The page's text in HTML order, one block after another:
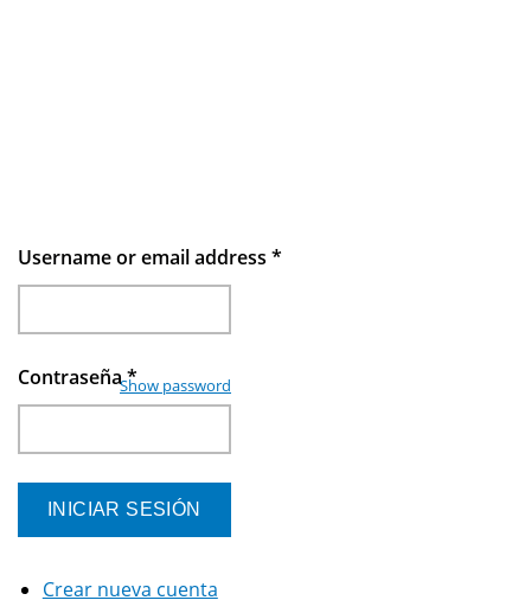
Username or email address *
Contraseña*
Show password
Crear nueva cuenta